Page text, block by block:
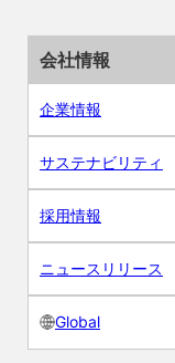
会社情報
企業情報
サステナビリティ
採用情報
ニュースリリース
Global